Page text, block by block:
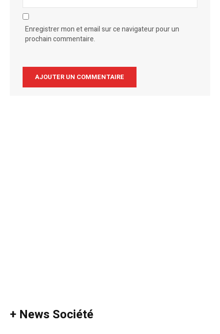
Enregistrer mon et email sur ce navigateur pour un
prochain commentaire.
+ News Société